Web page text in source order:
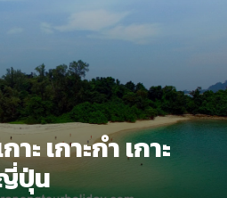
ะ เกาะกำ เกาะ
ญี่ปุ่น